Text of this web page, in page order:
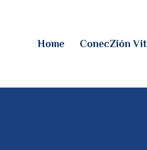
Home ConecZión
CONECZIÓN
MPE TV